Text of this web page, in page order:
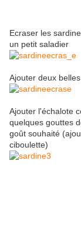
Ecraser les
un petit saladier
Ajouter deux
Ajouter l'échalote
quelques gouttes
goût souhaité
ciboulette)